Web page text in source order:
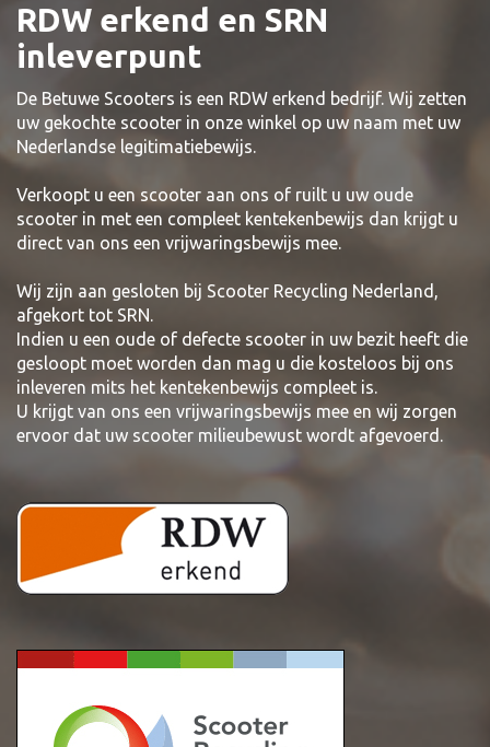
RDW erkend en SRN
inleverpunt
De Betuwe Scooters is een RDW erkend bedrijf. Wij zetten
uw gekochte scooter in onze winkel op uw naam met uw
Nederlandse legitimatiebewijs.
Verkoopt u een scooter aan ons of ruilt u uw oude
scooter in met een compleet kentekenbewijs dan krijgt u
direct van ons een vrijwaringsbewijs mee.
Wij zijn aan gesloten bij Scooter Recycling Nederland,
afgekort tot SRN.
Indien u een oude of defecte scooter in uw bezit heeft die
gesloopt moet worden dan mag u die kosteloos bij ons
inleveren mits het kentekenbewijs compleet is.
U krijgt van ons een vrijwaringsbewijs mee en wij zorgen
ervoor dat uw scooter milieubewust wordt afgevoerd.